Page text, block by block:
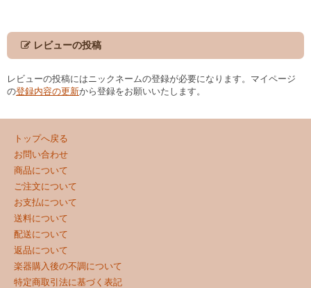
レビューの投稿
レビューの投稿にはニックネームの登録が必要になります。マイページ
の登録内容の更新から登録をお願いいたします。
トップへ戻る
お問い合わせ
商品について
ご注文について
お支払について
送料について
配送について
返品について
楽器購入後の不調について
特定商取引法に基づく表記